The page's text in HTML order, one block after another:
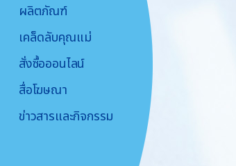
ผลิตภัณฑ์
เคล็ดลับคุณแม่
สั่งซื้อออนไลน์
สื่อโฆษณา
ข่าวสารและกิจกรรม